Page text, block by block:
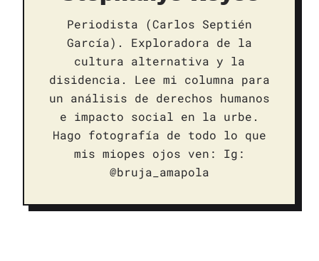
Periodista (Carlos Septién
García). Exploradora de la
cultura alternativa y la
disidencia. Lee mi columna para
un análisis de derechos humanos
e impacto social en la urbe.
Hago fotografía de todo lo que
mis miopes ojos ven: Ig:
@bruja_amapola